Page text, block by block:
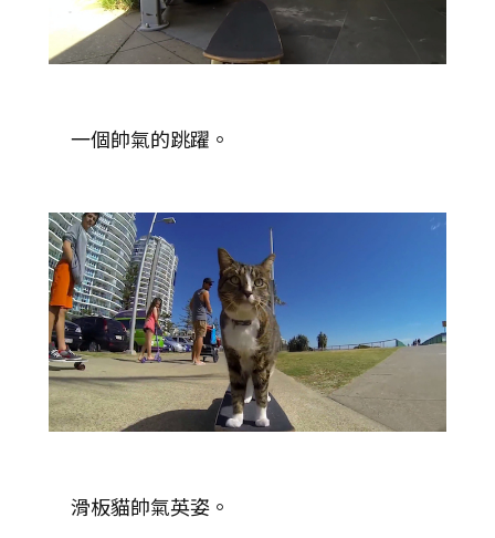
一個帥氣的跳躍。
滑板貓帥氣英姿。